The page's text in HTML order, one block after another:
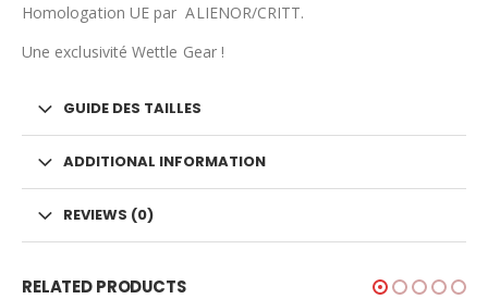
Homologation UE par ALIENOR/CRITT.
Une exclusivité Wettle Gear !
GUIDE DES TAILLES
ADDITIONAL INFORMATION
REVIEWS (0)
RELATED PRODUCTS